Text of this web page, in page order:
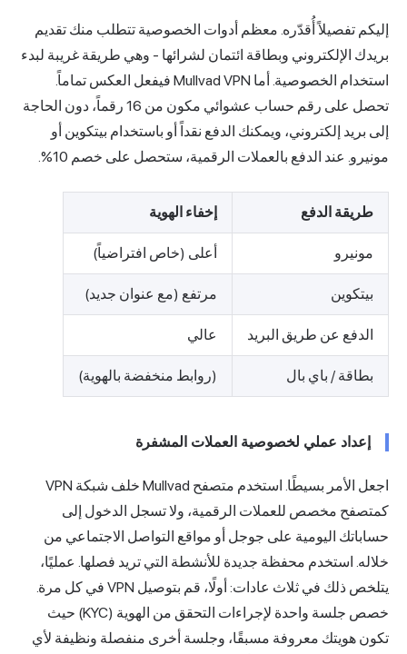
تفصيلاً أُقدّره. معظم أدوات الخصوصية تتطلب منك تقديم
الإلكتروني وبطاقة ائتمان لشرائها - وهي طريقة غريبة لبدء
استخدام الخصوصية. أما Mullvad VPN فيفعل العكس تماماً.
تحصل على رقم حساب عشوائي مكون من 16 رقماً، دون الحاجة
بريد إلكتروني، ويمكنك الدفع نقداً أو باستخدام بيتكوين أو
عند الدفع بالعملات الرقمية، ستحصل على خصم 10%.
طريقة الدفع إخفاء الهوية
مونيرو أعلى (خاص افتراضياً)
بيتكوين مرتفع (مع عنوان جديد)
الدفع عن طريق البريد عالي
بطاقة / باي بال (روابط منخفضة بالهوية)
إعداد عملي لخصوصية العملات المشفرة
اجعل الأمر بسيطًا. استخدم متصفح Mullvad خلف شبكة VPN
مخصص للعملات الرقمية، ولا تسجل الدخول إلى
اليومية على جوجل أو مواقع التواصل الاجتماعي من
استخدم محفظة جديدة للأنشطة التي تريد فصلها. عمليًا،
يتلخص ذلك في ثلاث عادات: أولًا، قم بتوصيل VPN في كل مرة.
خصص جلسة واحدة لإجراءات التحقق من الهوية (KYC) حيث
هويتك معروفة مسبقًا، وجلسة أخرى منفصلة ونظيفة لأي